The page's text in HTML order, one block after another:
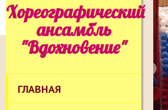
Хореографический
ансамбль
"Вдохновение"
ГЛАВНАЯ